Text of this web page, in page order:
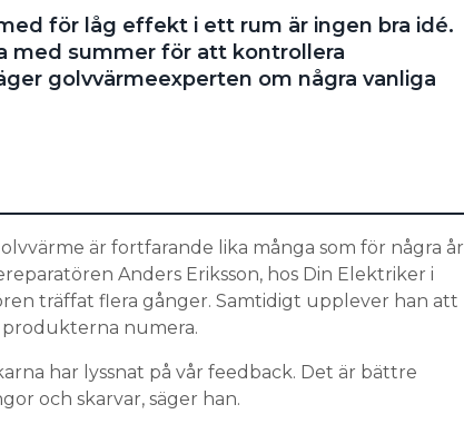
för låg effekt i ett rum är ingen bra idé.
med summer för att kontrollera
golvvärmeexperten om några vanliga
är fortfarande lika många som för några år
Anders Eriksson, hos Din Elektriker i
träffat flera gånger. Samtidigt upplever han att
numera.
har lyssnat på vår feedback. Det är bättre
och skarvar, säger han.